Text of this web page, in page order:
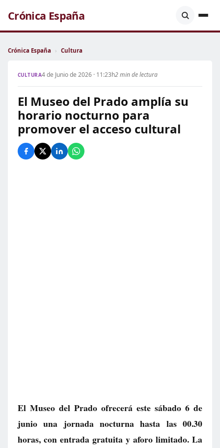
Crónica España
Crónica España › Cultura
CULTURA4 de Junio de 2026 · 11:23h2 min de lectura
El Museo del Prado amplía su
horario nocturno para
promover el acceso cultural
El Museo del Prado ofrecerá este sábado 6 de
junio una jornada nocturna hasta las 00.30
horas, con entrada gratuita y aforo limitado. La